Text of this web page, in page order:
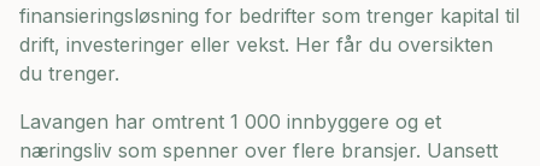
finansieringsløsning for bedrifter som trenger kapital til
drift, investeringer eller vekst. Her får du oversikten
du trenger.
Lavangen har omtrent 1 000 innbyggere og et
næringsliv som spenner over flere bransjer. Uansett